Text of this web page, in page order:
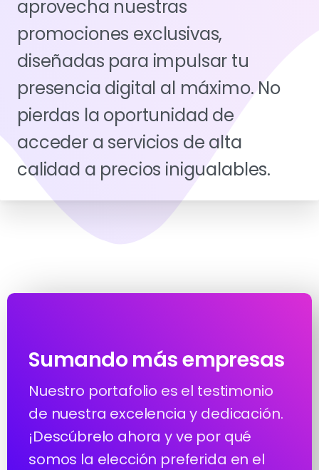
aprovecha nuestras
promociones exclusivas,
diseñadas para impulsar tu
presencia digital al máximo. No
pierdas la oportunidad de
acceder a servicios de alta
calidad a precios inigualables.
Sumando más empresas
Nuestro portafolio es el testimonio
de nuestra excelencia y dedicación.
¡Descúbrelo ahora y ve por qué
somos la elección preferida en el